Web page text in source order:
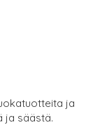
ja
ja säästä.